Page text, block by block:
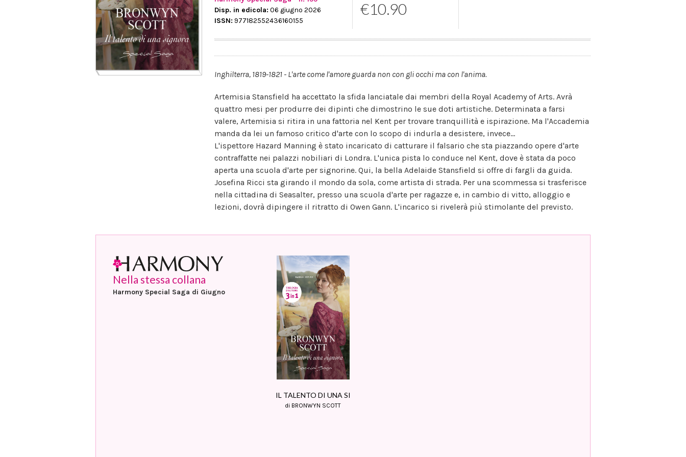
Disp. in edicola: 06 giugno 2026
ISSN: 977182552436160155
€10.90
Inghilterra, 1819-1821 - L'arte come l'amore guarda non con gli occhi ma con l'anima.
Artemisia Stansfield ha accettato la sfida lanciatale dai membri della Royal Academy of Arts. Avrà
quattro mesi per produrre dei dipinti che dimostrino le sue doti artistiche. Determinata a farsi
valere, Artemisia si ritira in una fattoria nel Kent per trovare tranquillità e ispirazione. Ma l'Accademia
manda da lei un famoso critico d'arte con lo scopo di indurla a desistere, invece...
L'ispettore Hazard Manning è stato incaricato di catturare il falsario che sta piazzando opere d'arte
contraffatte nei palazzi nobiliari di Londra. L'unica pista lo conduce nel Kent, dove è stata da poco
aperta una scuola d'arte per signorine. Qui, la bella Adelaide Stansfield si offre di fargli da guida.
Josefina Ricci sta girando il mondo da sola, come artista di strada. Per una scommessa si trasferisce
nella cittadina di Seasalter, presso una scuola d'arte per ragazze e, in cambio di vitto, alloggio e
lezioni, dovrà dipingere il ritratto di Owen Gann. L'incarico si rivelerà più stimolante del previsto.
Nella stessa collana
Harmony Special Saga di Giugno
IL TALENTO DI UNA SI
di BRONWYN SCOTT